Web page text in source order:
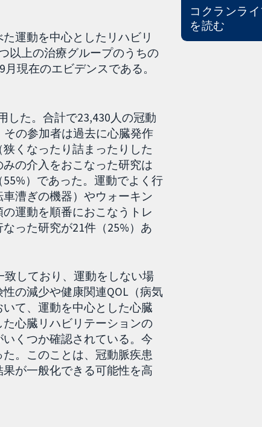
運動を中心としたリハビリ
以上の治療グループのうちの
現在のエビデンスである。
した。合計で23,430人の冠動
の参加者は過去に心臓発作
くなったり詰まったりした
の介入をおこなった研究は
）であった。運動でよく行
漕ぎの機器）やウォーキン
運動を順番におこなうトレ
った研究が21件（25%）あ
しており、運動をしない場
の減少や健康関連QOL（病気
て、運動を中心とした心臓
心臓リハビリテーションの
くつか確認されている。今
。このことは、冠動脈疾患
が一般化できる可能性を高
コクランラ
を読む